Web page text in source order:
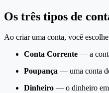
Os três tipos de
Ao criar uma conta, você
Conta Corrente — a
Poupança — uma conta
Dinheiro — o dinheiro em